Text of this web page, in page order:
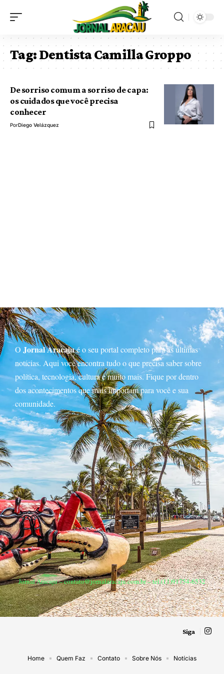
Tag:Dentista Camilla Groppo
De sorriso comum a sorriso de capa:
os cuidados que você precisa
conhecer
PorDiego Velázquez
O Jornal Aracajué o seu portal completo para as últimas
notícias. Aqui você encontra tudo o que precisa saber sobre
política, tecnologia, cultura e muito mais. Fique por dentro
dos acontecimentos que mais importam para você e sua
comunidade.
Jornal Aracaju –contato@jornalaracaju.com.br– tel.(11)91754-6532
Siga
Home Quem Faz Contato Sobre Nós Notícias